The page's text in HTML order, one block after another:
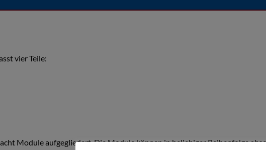
vier Teile:
Module aufgegliedert. Die Module können in beliebiger Reihenfolge